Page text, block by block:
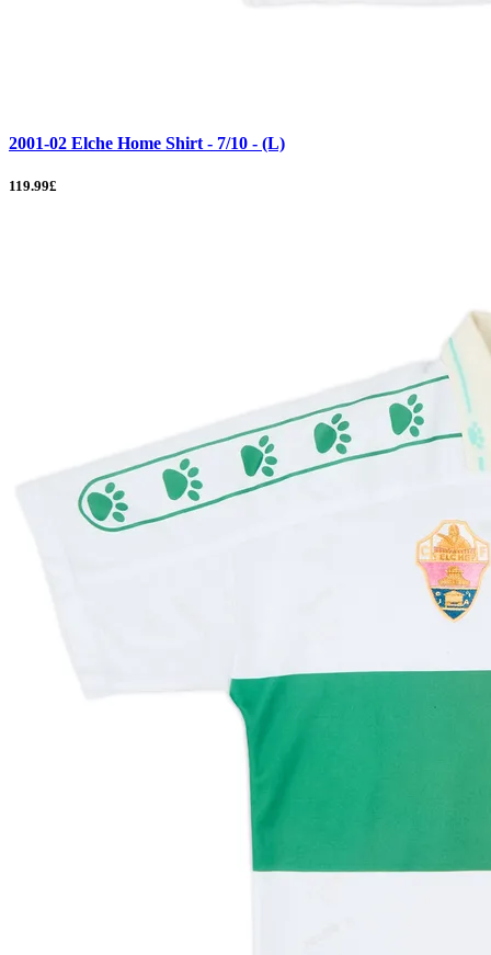
2001-02 Elche Home Shirt - 7/10 - (L)
119.99£